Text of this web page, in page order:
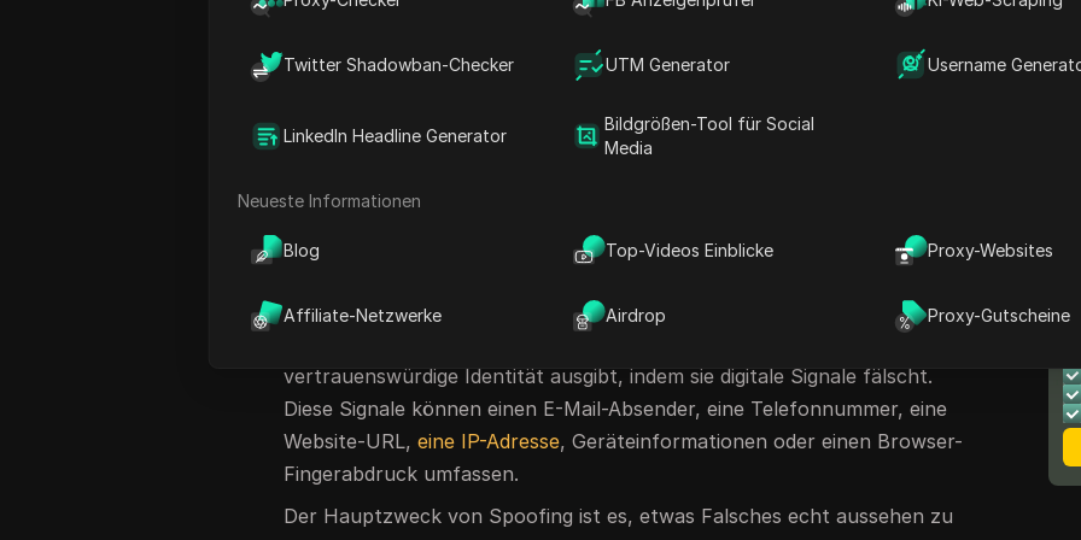
Twitter Shadowban-Checker UTM Generator Username
LinkedIn Headline Generator
Bildgrößen-Tool für Social
Media
Neueste Informationen
Blog Top-Videos Einblicke Proxy-Websites
Affiliate-Netzwerke Airdrop Proxy-Gutscheine
Spoofing kann in vielen Formen auftreten. Eine gefälschte Login-Seite
kann Passwörter stehlen. Eine gefälschte Anrufer-ID kann einen
das echte Gerät hinter einer Sitzung verbergen. In diesem Leitfaden
Hauptrisiken im Jahr 2026 und wie Nutzer und Teams ihre Konten
sicherer schützen können.
vertrauenswürdige Identität ausgibt, indem sie digitale Signale fälscht.
Diese Signale können einen E-Mail-Absender, eine Telefonnummer, eine
Website-URL,eine IP-Adresse, Geräteinformationen oder einen Browser-
Fingerabdruck umfassen.
Der Hauptzweck von Spoofing ist es, etwas Falsches echt aussehen zu